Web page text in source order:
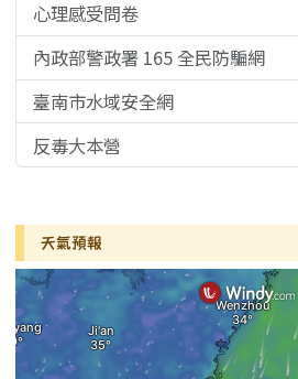
心理感受問卷
內政部警政署 165 全民防騙網
臺南市水域安全網
反毒大本營
天氣預報